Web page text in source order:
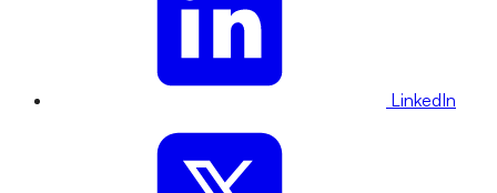
LinkedIn